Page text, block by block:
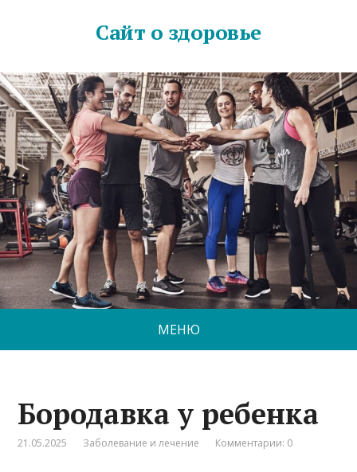
Сайт о здоровье
МЕНЮ
Бородавка у ребенка
21.05.2025 Заболевание и лечение Комментарии: 0